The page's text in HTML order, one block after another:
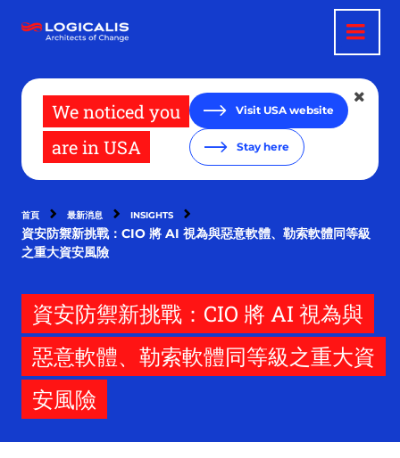
We noticed you
are in USA
Visit USA website
Stay here
首頁 最新消息 INSIGHTS
資安防禦新挑戰：CIO 將 AI 視為與惡意軟體、勒索軟體同等級
之重大資安風險
資安防禦新挑戰：CIO 將 AI 視為與
惡意軟體、勒索軟體同等級之重大資
安風險